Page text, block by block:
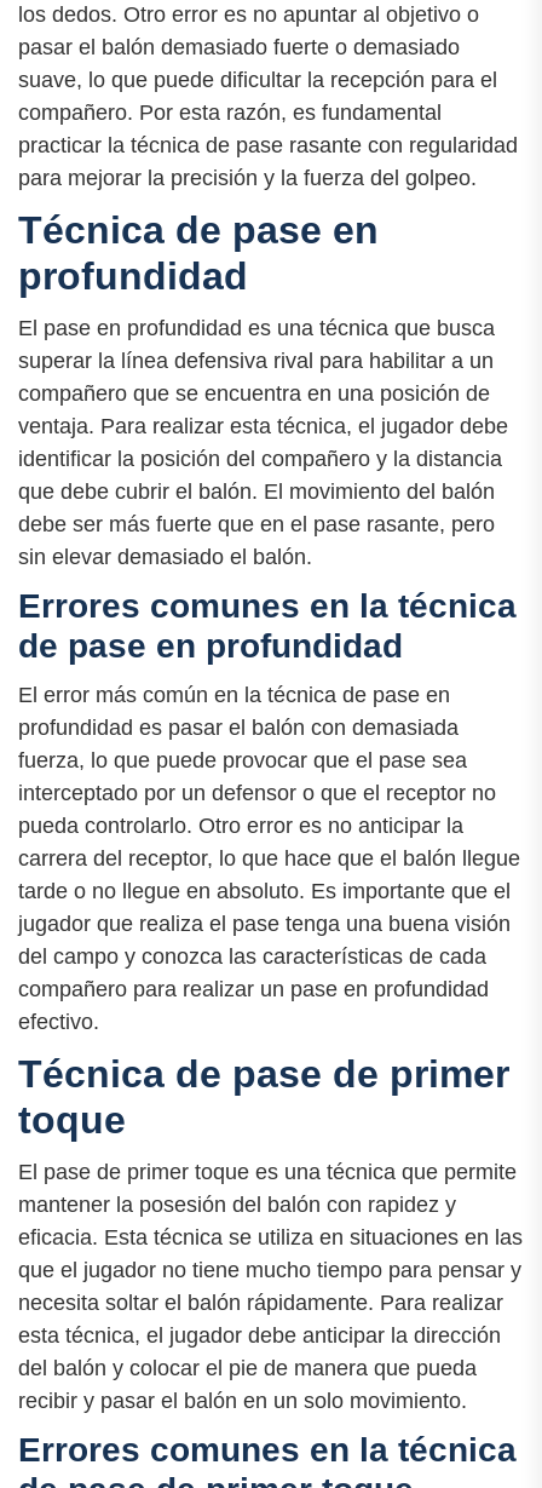
los dedos. Otro error es no apuntar al objetivo o
pasar el balón demasiado fuerte o demasiado
suave, lo que puede dificultar la recepción para el
compañero. Por esta razón, es fundamental
practicar la técnica de pase rasante con regularidad
para mejorar la precisión y la fuerza del golpeo.
Técnica de pase en
profundidad
El pase en profundidad es una técnica que busca
superar la línea defensiva rival para habilitar a un
compañero que se encuentra en una posición de
ventaja. Para realizar esta técnica, el jugador debe
identificar la posición del compañero y la distancia
que debe cubrir el balón. El movimiento del balón
debe ser más fuerte que en el pase rasante, pero
sin elevar demasiado el balón.
Errores comunes en la técnica
de pase en profundidad
El error más común en la técnica de pase en
profundidad es pasar el balón con demasiada
fuerza, lo que puede provocar que el pase sea
interceptado por un defensor o que el receptor no
pueda controlarlo. Otro error es no anticipar la
carrera del receptor, lo que hace que el balón llegue
tarde o no llegue en absoluto. Es importante que el
jugador que realiza el pase tenga una buena visión
del campo y conozca las características de cada
compañero para realizar un pase en profundidad
efectivo.
Técnica de pase de primer
toque
El pase de primer toque es una técnica que permite
mantener la posesión del balón con rapidez y
eficacia. Esta técnica se utiliza en situaciones en las
que el jugador no tiene mucho tiempo para pensar y
necesita soltar el balón rápidamente. Para realizar
esta técnica, el jugador debe anticipar la dirección
del balón y colocar el pie de manera que pueda
recibir y pasar el balón en un solo movimiento.
Errores comunes en la técnica